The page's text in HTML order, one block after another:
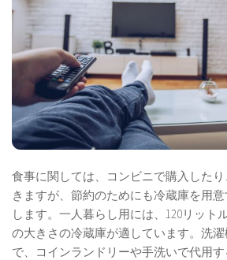
食事に関しては、コンビニで購入した
きますが、節約のためにも冷蔵庫を用
します。一人暮らし用には、120リット
の大きさの冷蔵庫が適しています。洗
で、コインランドリーや手洗いで代用